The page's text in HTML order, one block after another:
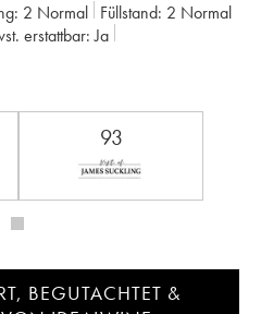
2 Normal Füllstand: 2 Normal
erstattbar: ja
- Cité d'Aniane
93
BEGUTACHTET &